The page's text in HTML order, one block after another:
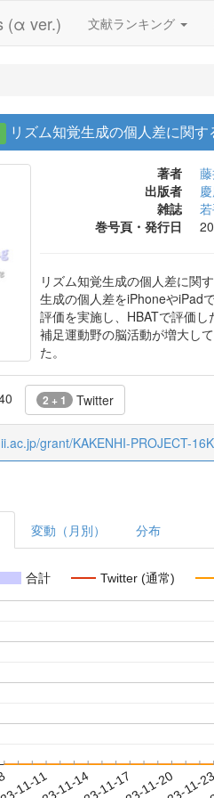
(α ver.) 文献ランキング
リズム知覚生成の個人差に関
著者
出版者
雑誌
巻号頁・発行日
リズム知覚生成の個人差に関
生成の個人差をiPhoneやiPad
評価を実施し、HBATで評価
補足運動野の脳活動が増大し
た。
2 + 1 Twitter
grant/KAKENHI-PROJECT-
変動（月別） 分布
合計 Twitter (通常)